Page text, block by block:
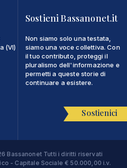
(VI)
Sostieni Bassanonet.it
Non siamo solo una testata,
siamo una voce collettiva. Con
il tuo contributo, proteggi il
pluralismo dell'informazione e
permetti a queste storie di
continuare a esistere.
Sostienici
Bassanonet Tutti i diritti riservati
- Capitale Sociale € 50.000,00 i.v.